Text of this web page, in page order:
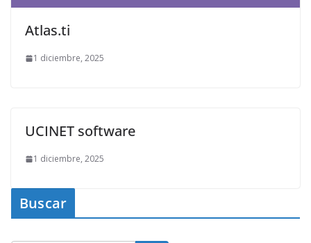
Atlas.ti
1 diciembre, 2025
UCINET software
1 diciembre, 2025
Buscar